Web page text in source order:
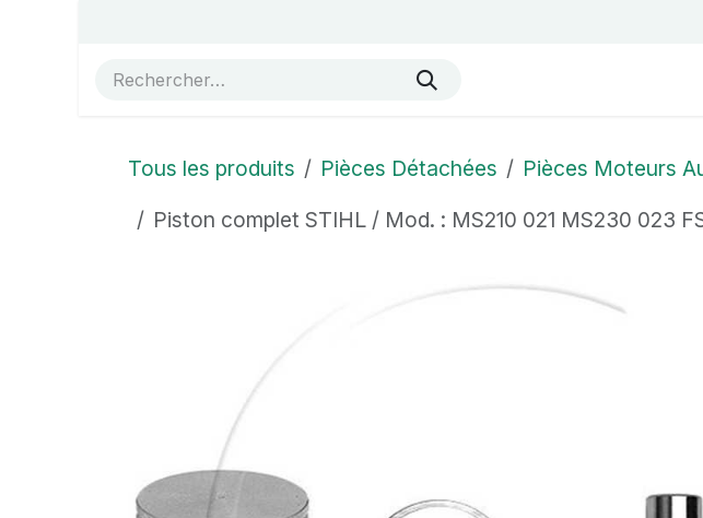
Tous les produits Pièces Détachées Pièces Moteurs
Piston complet STIHL / Mod. : MS210 021 MS230 023